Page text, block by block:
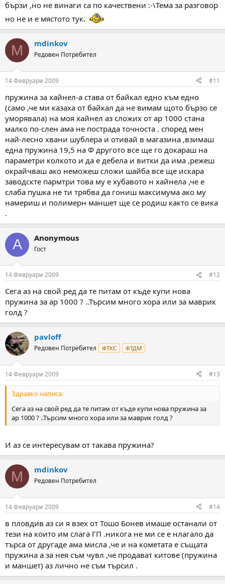
бързи ,но не винаги са по качествени :-\Тема за разговор
но не и е мястото тук.
M mdinkov
Редовен Потребител
14 Февруари 2009 #11
пружина за хайнел-а става от байкал едно към едно
(само ,че ми казаха от байкал да не вимам щото бързо се
уморявала) на моя хайнел аз сложих от ар 1000 стана
малко по-слен ама не пострада точноста . според мен
най-лесно хвани шублера и отивай в магазина ,взимаш
една пружина 19,5 на Ф другото все ще го докараш на
параметри колкото и да е дебела и витки да има ,режеш
окрайчваш ако неможеш сложи шайба все ще искара
заводскте пармтри това му е хубавото н хайнела ,че е
слаба пушка не ти трябва да гониш максимума ако му
намериш и полимерн маншет ще се родиш както се вика
.
A Anonymous
Гост
14 Февруари 2009 #12
Сега аз на свой ред да те питам от къде купи нова
пружина за ар 1000 ? ..Търсим много хора или за маврик
голд ?
pavloff
Редовен Потребител ФТКС ФТДМ
14 Февруари 2009 #13
Здравко написа:
Сега аз на свой ред да те питам от къде купи нова пружина за
ар 1000 ? ..Търсим много хора или за маврик голд ?
И аз се интересувам от такава пружина?
M mdinkov
Редовен Потребител
14 Февруари 2009 #14
в пловдив аз си я взех от Тошо Бонев имаше останали от
тези на които им слага ГП .никога не ми се е нлагало да
търса от другаде ама мисла ,че и на кометата е същата
пружина а за нея съм чувл ,че продават китове (пружина
и маншет) аз лично не съм търсил .